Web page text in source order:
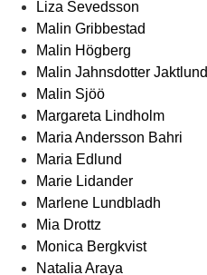
Liza Sevedsson
Malin Gribbestad
Malin Högberg
Malin Jahnsdotter Jaktlund
Malin Sjöö
Margareta Lindholm
Maria Andersson Bahri
Maria Edlund
Marie Lidander
Marlene Lundbladh
Mia Drottz
Monica Bergkvist
Natalia Araya